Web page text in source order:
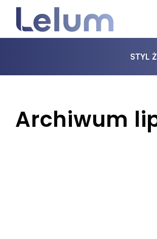
STYL
Archiwum